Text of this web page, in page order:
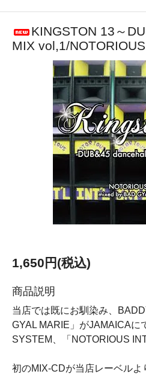
KINGSTON 13～
MIX vol,1/
1,650円(税込)
商品説明
当店では既にお馴染み、
GYAL MARIE」がJAMAICAに
SYSTEM、「NOTORIOUS
初のMIX-CDが当店レーベルよ